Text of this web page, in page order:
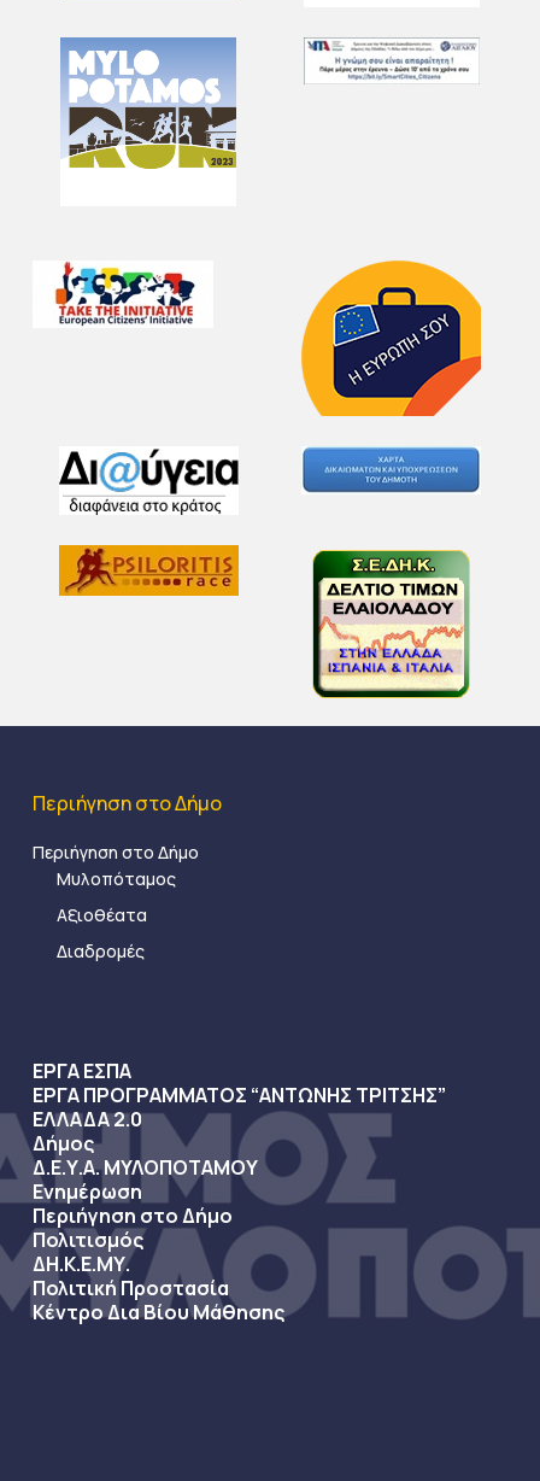
Περιήγηση στο Δήμο
Περιήγηση στο Δήμο
Μυλοπόταμος
Αξιοθέατα
Διαδρομές
ΕΡΓΑ ΕΣΠΑ
ΕΡΓΑ ΠΡΟΓΡΑΜΜΑΤΟΣ “ΑΝΤΩΝΗΣ ΤΡΙΤΣΗΣ”
ΕΛΛΑΔΑ 2.0
Δήμος
Δ.Ε.Υ.Α. ΜΥΛΟΠΟΤΑΜΟΥ
Ενημέρωση
Περιήγηση στο Δήμο
Πολιτισμός
ΔΗ.Κ.Ε.ΜΥ.
Πολιτική Προστασία
Κέντρο Δια Βίου Μάθησης